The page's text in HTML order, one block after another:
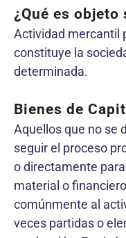
¿Qué es objeto
Actividad mercantil
constituye la
determinada.
Bienes de
Aquellos que no se
seguir el proceso
o directamente
material o
comúnmente al
veces partidas o